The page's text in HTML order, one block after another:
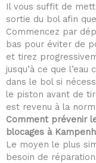
Il vous suffit de
sortie du bol afin
Commencez par
bas pour éviter de
et tirez
jusqu’à ce que
dans le bol si
le piston avant de
est revenu à la
Comment prévenir
blocages à
Le moyen le plus
besoin de